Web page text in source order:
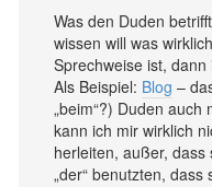
Was den Duden
wissen will was
Sprechweise ist,
Als Beispiel: Blog –
„beim“?) Duden auch
kann ich mir wirklich
herleiten, außer,
„der“ benutzten,